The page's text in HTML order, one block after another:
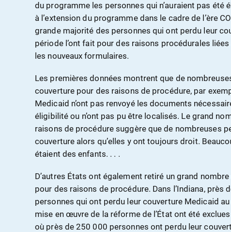
du programme les personnes qui n’auraient pas été
à l’extension du programme dans le cadre de l’ère
grande majorité des personnes qui ont perdu leur
période l’ont fait pour des raisons procédurales liées
les nouveaux formulaires.
Les premières données montrent que de
couverture pour des raisons de procédure, par
Medicaid n’ont pas renvoyé les documents
éligibilité ou n’ont pas pu être localisés. Le grand
raisons de procédure suggère que de nombreuses
couverture alors qu’elles y ont toujours droit.
étaient des enfants. . . .
D’autres États ont également retiré un grand
pour des raisons de procédure. Dans l’Indiana, près
personnes qui ont perdu leur couverture Medicaid
mise en œuvre de la réforme de l’État ont été
où près de 250 000 personnes ont perdu leur